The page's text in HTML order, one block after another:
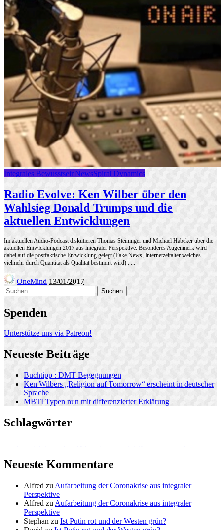
Integrales BewusstseinNewsSpiral Dynamics
Radio Evolve: Ken Wilber über den
Wahlsieg Donald Trumps und die
aktuellen Entwicklungen
Im aktuellen Audio-Podcast diskutieren Thomas Steininger und Michael Habeker über die
aktuellen Entwicklungen 2017 aus integraler Perspektive. Besonderes Augenmerk wird
dabei auf die postfaktische Entwicklung gelegt (Fake News, Internetzeitalter welches
vielmehr durch Quantität als Qualität bestimmt wird) . ...
Posted
by
OneMind 13/01/2017
Suchen
nach:
Spenden
Unterstütze uns via Patreon!
Neueste Beiträge
Buchtipp : DMT Begegnungen
Ken Wilbers „Religion auf Tomorrow“ erscheint in deutscher
Sprache
MBTI Typen nun mit differenzierter Erklärung
Schlagwörter
Neueste Kommentare
Alfred zu Aufarbeitung der Coronakrise aus integraler
Perspektive
Alfred zu Aufarbeitung der Coronakrise aus integraler
Perspektive
Stephan zu Ist Putin rot und der Westen grün?